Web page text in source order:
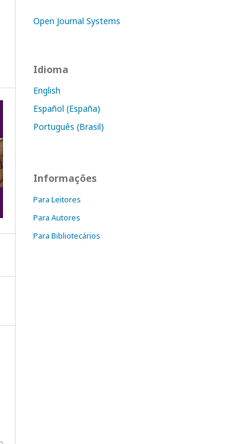
Open Journal Systems
Idioma
English
Español (España)
Português (Brasil)
Informações
Para Leitores
Para Autores
Para Bibliotecários